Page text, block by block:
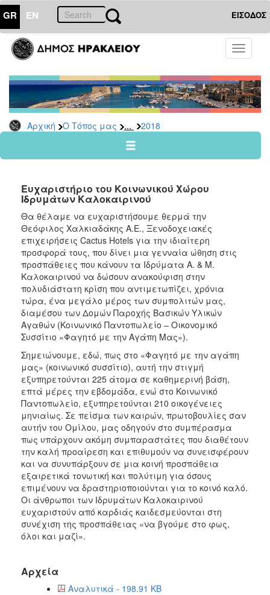
GR EN ΕΙΣΟΔΟΣ
Toggle
Αρχική Ο Τόπος μας ... 2018
ΤΟΠΟΣ
ΜΑΣ
Ανακοινώσεις
Αρχείο
2026
2024
2022
2021
2020
2019
2018
2017
2016
2015
2012
2011
ΔΗΜΟΣ
ΠΟΛΙΤΙΣΜΟΣ
ΑΝΘΕΚΤΙΚΗ
ΠΟΛΗ
Ευχαριστήριο του Κοινωνικού Χώρου
Ιδρυμάτων Καλοκαιρινού
Θα θέλαμε να ευχαριστήσουμε θερμά την
Θεόφιλος Χαλκιαδάκης Α.Ε., Ξενοδοχειακές
επιχειρήσεις Cactus Hotels για την ιδιαίτερη
προσφορά τους, που δίνει μια γενναία ώθηση στις
προσπάθειες που κάνουν τα Ιδρύματα Α. & Μ.
Καλοκαιρινού να δώσουν ανακούφιση στην
πολυδιάστατη κρίση που αντιμετωπίζει, χρόνια
τώρα, ένα μεγάλο μέρος των συμπολιτών μας,
διαμέσου των Δομών Παροχής Βασικών Υλικών
Αγαθών (Κοινωνικό Παντοπωλείο – Οικονομικό
Συσσίτιο «Φαγητό με την Αγάπη Μας»).
Σημειώνουμε, εδώ, πως στο «Φαγητό με την αγάπη
μας» (κοινωνικό συσσίτιο), αυτή την στιγμή
εξυπηρετούνται 225 άτομα σε καθημερινή βάση,
επτά μέρες την εβδομάδα, ενώ στο Κοινωνικό
Παντοπωλείο, εξυπηρετούνται 210 οικογένειες
μηνιαίως. Σε πείσμα των καιρών, πρωτοβουλίες σαν
αυτήν του Ομίλου, μας οδηγούν στο συμπέρασμα
πως υπάρχουν ακόμη συμπαραστάτες που διαθέτουν
την καλή προαίρεση και επιθυμούν να συνεισφέρουν
και να συνυπάρξουν σε μια κοινή προσπάθεια
εξαιρετικά τονωτική και πολύτιμη για όσους
επιμένουν να δραστηριοποιούνται για το κοινό καλό.
Οι άνθρωποι των Ιδρυμάτων Καλοκαιρινού
ευχαριστούν από καρδιάς καιδεσμεύονται στη
συνέχιση της προσπάθειας «να βγούμε στο φως,
όλοι και μαζί».
Αρχεία
Αναλυτικά - 198.91 KB